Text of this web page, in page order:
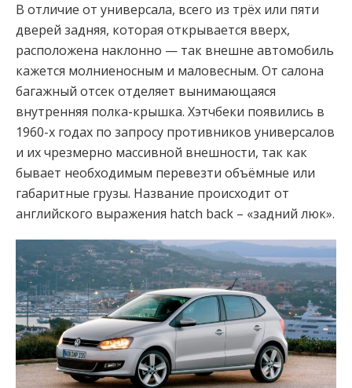
В отличие от универсала, всего из трёх или пяти
дверей задняя, которая открывается вверх,
расположена наклонно — так внешне автомобиль
кажется молниеносным и маловесным. От салона
багажный отсек отделяет вынимающаяся
внутренняя полка-крышка. Хэтчбеки появились в
1960-х годах по запросу противников универсалов
и их чрезмерно массивной внешности, так как
бывает необходимым перевезти объёмные или
габаритные грузы. Название происходит от
английского выражения hatch back – «задний люк».